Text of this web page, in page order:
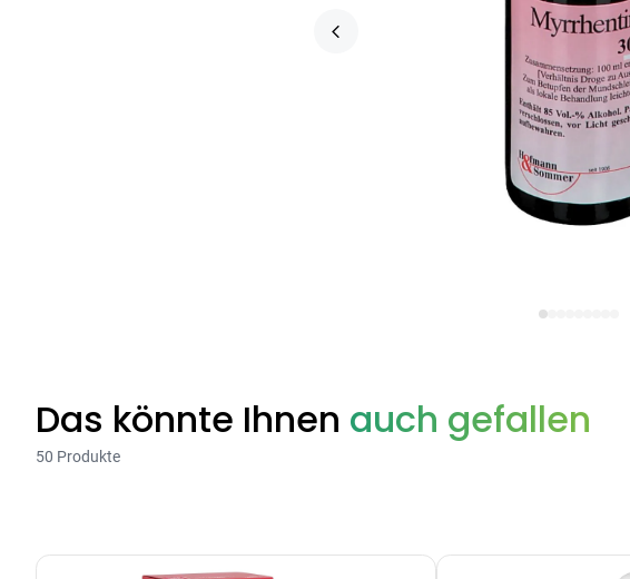
Das könnte Ihnen auch gefallen
50 Produkte